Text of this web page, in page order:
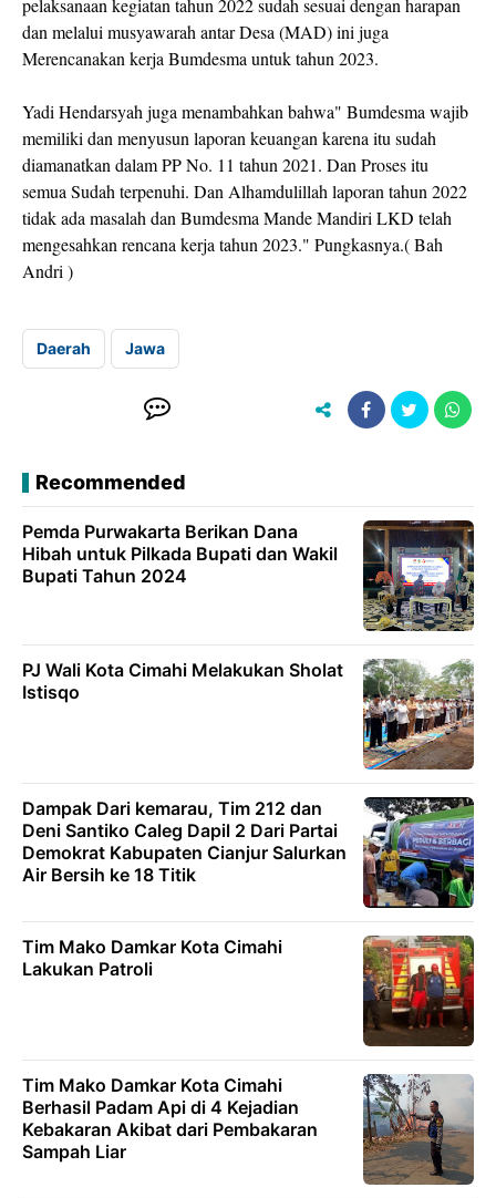
dan melalui musyawarah antar Desa (MAD) ini juga
Merencanakan kerja Bumdesma untuk tahun 2023.
Yadi Hendarsyah juga menambahkan bahwa" Bumdesma wajib
memiliki dan menyusun laporan keuangan karena itu sudah
diamanatkan dalam PP No. 11 tahun 2021. Dan Proses itu
semua Sudah terpenuhi. Dan Alhamdulillah laporan tahun 2022
tidak ada masalah dan Bumdesma Mande Mandiri LKD telah
mengesahkan rencana kerja tahun 2023." Pungkasnya.( Bah
Andri )
Daerah Jawa
Recommended
Pemda Purwakarta Berikan Dana
Hibah untuk Pilkada Bupati dan Wakil
Bupati Tahun 2024
PJ Wali Kota Cimahi Melakukan Sholat
Istisqo
Dampak Dari kemarau, Tim 212 dan
Deni Santiko Caleg Dapil 2 Dari Partai
Demokrat Kabupaten Cianjur Salurkan
Air Bersih ke 18 Titik
Tim Mako Damkar Kota Cimahi
Lakukan Patroli
Tim Mako Damkar Kota Cimahi
Berhasil Padam Api di 4 Kejadian
Kebakaran Akibat dari Pembakaran
Sampah Liar